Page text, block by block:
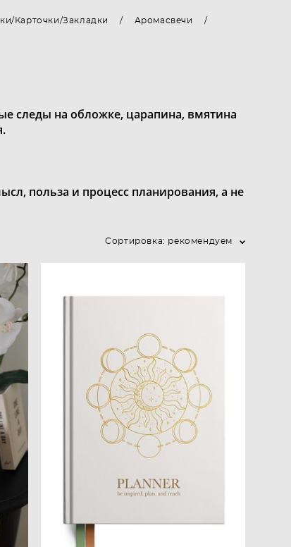
Карточки/Закладки / Аромасвечи
/
следы на обложке, царапина, вмятина
польза и процесс планирования, а не
Сортировка: рекомендуем